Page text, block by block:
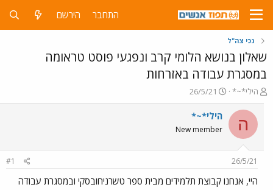
התחבר הירשם
נכי צה"ל
שאלון בנושא הלומי קרב ונפגעי פוסט טראומה
במסגרת עבודה באזרחות
פ
ו
ת
ח
ה
ש
א
הילי*~*
פ
ו
ר
ם
ר
26/5/21
ה הילי*~*
New member
26/5/21
#1
היי, אנחנו קבוצת תלמידים מבית ספר טשרניחובסקי ובמסגרת עבודה